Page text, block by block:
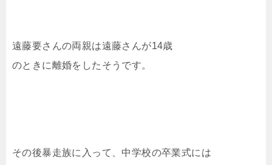
遠藤要さんの両親は遠藤さんが14歳
のときに離婚をしたそうです。
その後暴走族に入って、中学校の卒業式には